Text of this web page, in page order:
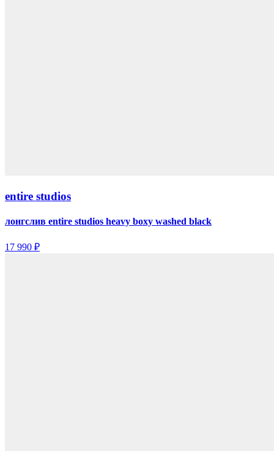
entire studios
лонгслив entire studios heavy boxy washed black
17 990 ₽